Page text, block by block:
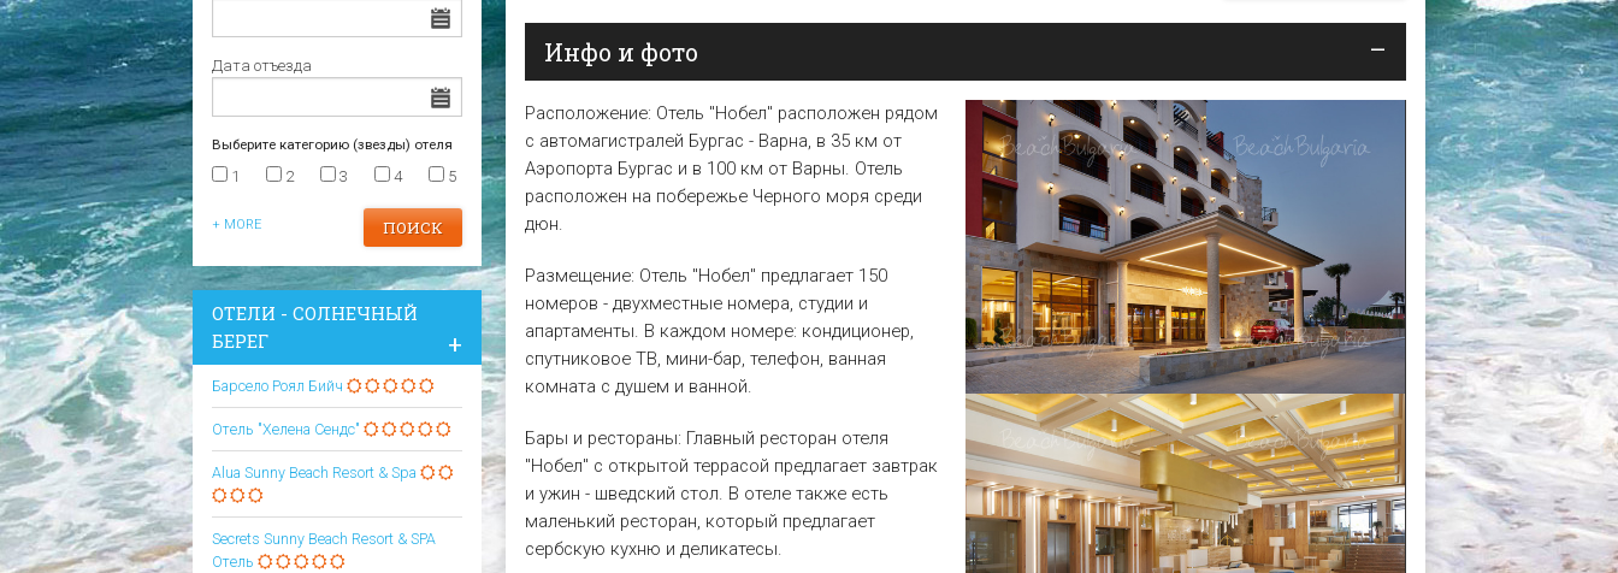
Варна
Отели в Царево
Отели в Варне
Инфо и фото
Расположение: Отель "Нобел" расположен рядом
с автомагистралей Бургас - Варна, в 35 км от
Аэропорта Бургас и в 100 км от Варны. Отель
расположен на побережье Черного моря среди
дюн.
Размещение: Отель "Нобел" предлагает 150
номеров - двухместные номера, студии и
апартаменты. В каждом номере: кондиционер,
спутниковое ТВ, мини-бар, телефон, ванная
комната с душем и ванной.
Бары и рестораны: Главный ресторан отеля
"Нобел" с открытой террасой предлагает завтрак
и ужин - шведский стол. В отеле также есть
маленький ресторан, который предлагает
сербскую кухню и деликатесы.
Дата отъезда
Выберите категорию (звезды) отеля
1 2 3 4 5
+ MORE
ОТЕЛИ - СОЛНЕЧНЫЙ
БЕРЕГ
Барсело Роял Бийч
Отель "Хелена Сендс"
Alua Sunny Beach Resort & Spa
Secrets Sunny Beach Resort & SPA
Отель